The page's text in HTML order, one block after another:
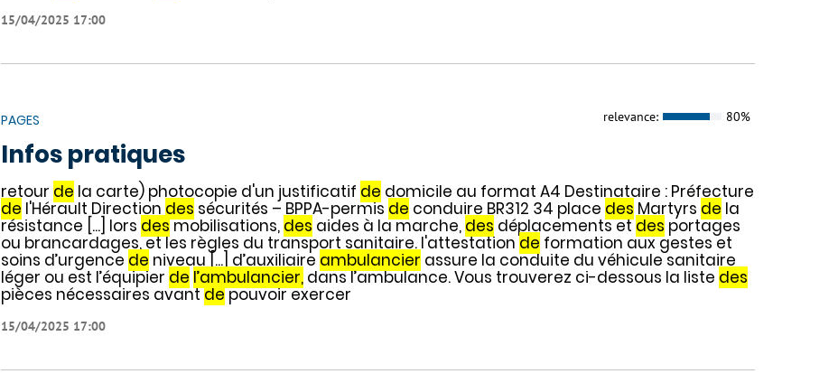
15/04/2025 17:00
PAGES relevance: 80%
Infos pratiques
retour de la carte) photocopie d'un justificatif de domicile au format A4 Destinataire : Préfecture
de l'Hérault Direction des sécurités – BPPA-permis de conduire BR312 34 place des Martyrs de la
résistance [...] lors desmobilisations, des aides à la marche, des déplacements etdes portages
ou brancardages, et les règles du transport sanitaire. l'attestation de formation aux gestes et
soins d’urgence de niveau [...] d’auxiliaire ambulancier assure la conduite du véhicule sanitaire
léger ou est l’équipier de l’ambulancier,dans l’ambulance. Vous trouverez ci-dessous la liste des
pièces nécessaires avantdepouvoir exercer
15/04/2025 17:00